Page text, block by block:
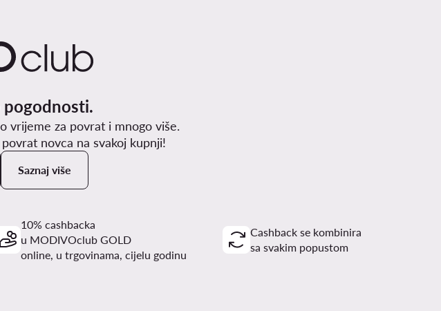
pogodnosti.
vrijeme za povrat i mnogo više.
novca na svakoj kupnji!
Saznaj više
10% cashbacka
u MODIVOclub GOLD
online, u trgovinama, cijelu godinu
Cashback se kombinira
sa svakim popustom